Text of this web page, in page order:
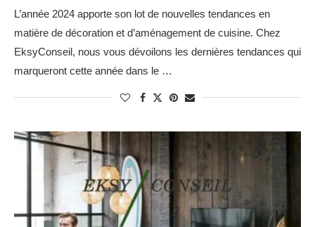
L’année 2024 apporte son lot de nouvelles tendances en
matière de décoration et d’aménagement de cuisine. Chez
EksyConseil, nous vous dévoilons les dernières tendances qui
marqueront cette année dans le …